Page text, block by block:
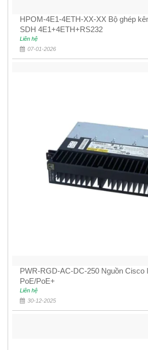
HPOM-4E1-4ETH-XX-XX Bộ ghép
SDH 4E1+4ETH+RS232
Liên hệ
07-01-2026
PWR-RGD-AC-DC-250 Nguồn Cisco
PoE/PoE+
Liên hệ
30-12-2025